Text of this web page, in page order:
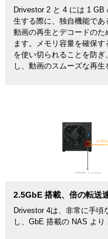
Drivestor 2 と 4 には 1 GB
生する際に、独自機能であ
動画の再生とデコードの
ます。メモリ容量を確保
を使い切られることを防
し、動画のスムーズな再生
2.5GbE 搭載、倍の転送
Drivestor 4は、非常に手頃
し、GbE 搭載の NAS より